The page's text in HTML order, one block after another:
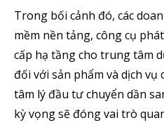
Trong bối cảnh đó, các
mềm nền tảng, công cụ
cấp hạ tầng cho trung tâm
đối với sản phẩm và dịch vụ
tâm lý đầu tư chuyển dần
kỳ vọng sẽ đóng vai trò